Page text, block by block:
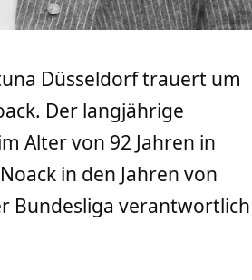
Düsseldorf trauert um
Der langjährige
Alter von 92 Jahren in
in den Jahren von
Bundesliga verantwortlich